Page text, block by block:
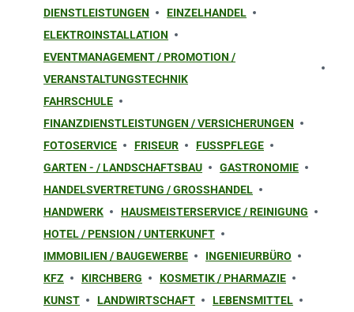
DIENSTLEISTUNGEN
EINZELHANDEL
ELEKTROINSTALLATION
EVENTMANAGEMENT / PROMOTION /
VERANSTALTUNGSTECHNIK
FAHRSCHULE
FINANZDIENSTLEISTUNGEN / VERSICHERUNGEN
FOTOSERVICE
FRISEUR
FUSSPFLEGE
GARTEN - / LANDSCHAFTSBAU
GASTRONOMIE
HANDELSVERTRETUNG / GROSSHANDEL
HANDWERK
HAUSMEISTERSERVICE / REINIGUNG
HOTEL / PENSION / UNTERKUNFT
IMMOBILIEN / BAUGEWERBE
INGENIEURBÜRO
KFZ
KIRCHBERG
KOSMETIK / PHARMAZIE
KUNST
LANDWIRTSCHAFT
LEBENSMITTEL